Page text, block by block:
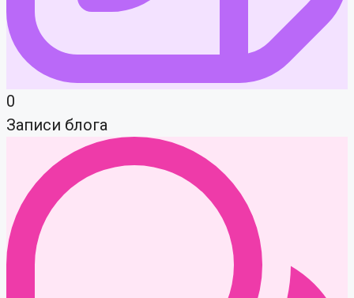
0
Записи блога